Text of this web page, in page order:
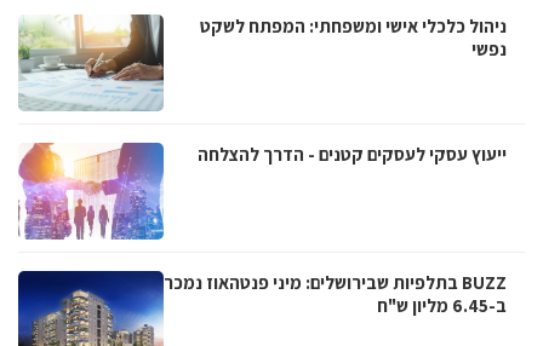
ניהול כלכלי אישי ומשפחתי: המפתח לשקט
נפשי
ייעוץ עסקי לעסקים קטנים - הדרך להצלחה
BUZZ בתלפיות שבירושלים: מיני פנטהאוז נמכר
ב-6.45 מליון ש"ח